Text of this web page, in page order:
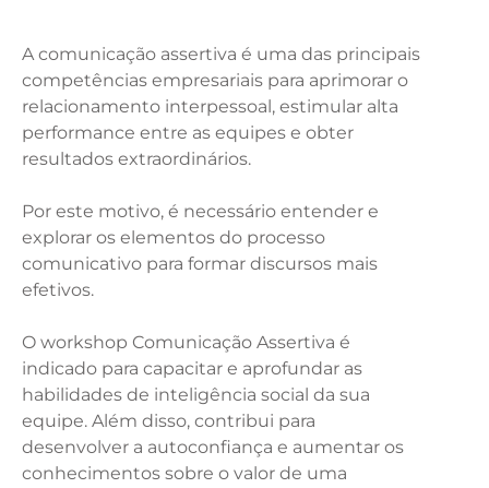
A comunicação assertiva é uma das principais
competências empresariais para aprimorar o
relacionamento interpessoal, estimular alta
performance entre as equipes e obter
resultados extraordinários.
Por este motivo, é necessário entender e
explorar os elementos do processo
comunicativo para formar discursos mais
efetivos.
O workshop Comunicação Assertiva é
indicado para capacitar e aprofundar as
habilidades de inteligência social da sua
equipe. Além disso, contribui para
desenvolver a autoconfiança e aumentar os
conhecimentos sobre o valor de uma